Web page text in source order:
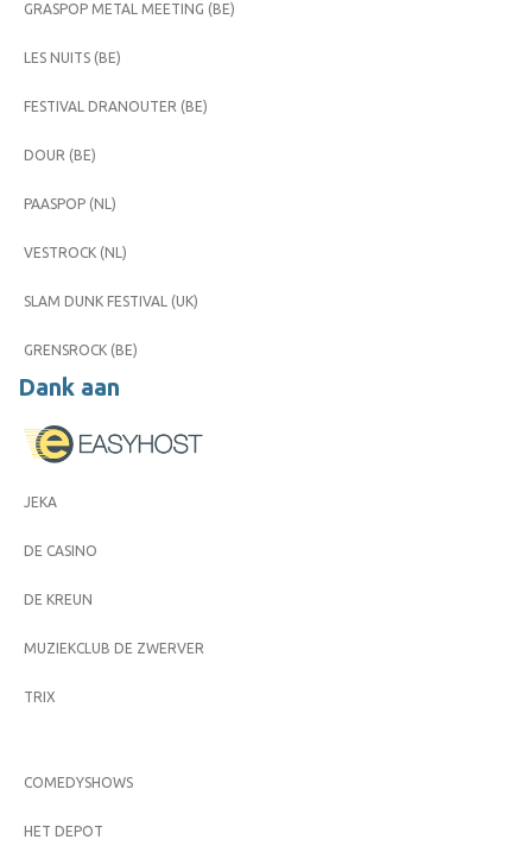
GRASPOP METAL MEETING (BE)
LES NUITS (BE)
FESTIVAL DRANOUTER (BE)
DOUR (BE)
PAASPOP (NL)
VESTROCK (NL)
SLAM DUNK FESTIVAL (UK)
GRENSROCK (BE)
Dank aan
JEKA
DE CASINO
DE KREUN
MUZIEKCLUB DE ZWERVER
TRIX
COMEDYSHOWS
HET DEPOT